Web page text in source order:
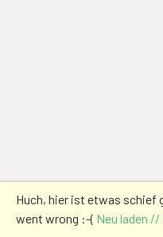
Huch, hier ist etwas schief
went wrong :-( Neu laden //